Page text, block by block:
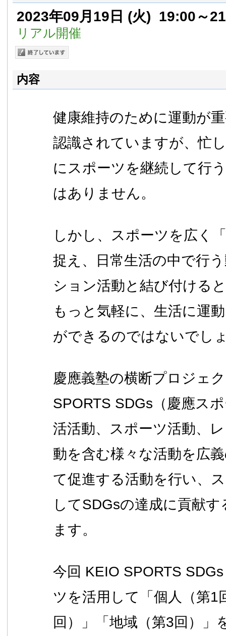
2023年09月19日 (火) 19:00～
リアル開催
内容
健康維持のために運動が
認識されていますが、忙
にスポーツを継続して行
はありません。
しかし、スポーツを広く
捉え、日常生活の中で行
ション活動と結び付ける
もっと気軽に、生活に運
ができるのではないでし
慶應義塾の横断プロジェ
SPORTS SDGs（慶應ス
活活動、スポーツ活動、
動を含む様々な活動を広
て促進する活動を行い、
してSDGsの達成に貢献
ます。
今回 KEIO SPORTS
ツを活用して「個人（第1
回）」「地域（第3回）」